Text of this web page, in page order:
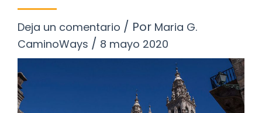
Deja un comentario / Por Maria G.
CaminoWays / 8 mayo 2020